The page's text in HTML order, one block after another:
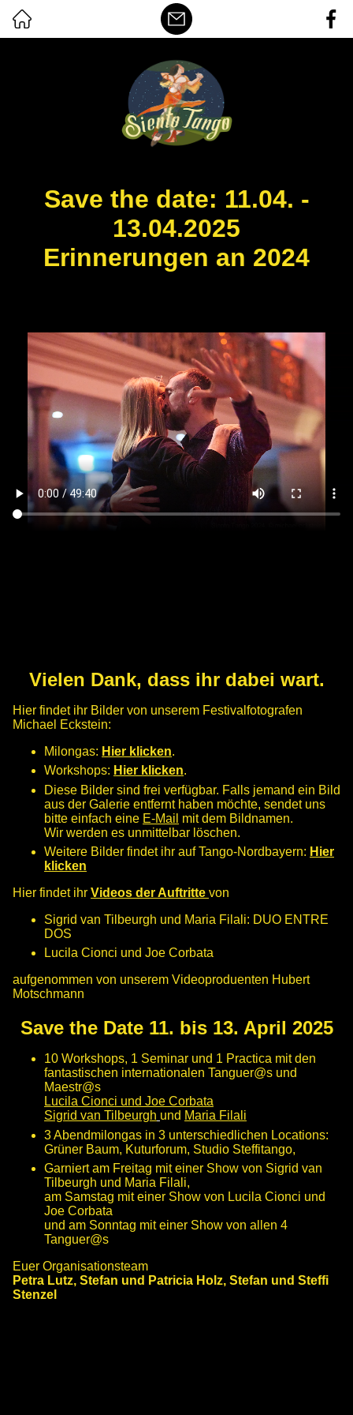
Save the date: 11.04. -
13.04.2025
Erinnerungen an 2024
Vielen Dank, dass ihr dabei wart.
Hier findet ihr Bilder von unserem Festivalfotografen
Michael Eckstein:
Milongas: Hier klicken.
Workshops: Hier klicken.
Diese Bilder sind frei verfügbar. Falls jemand ein Bild
aus der Galerie entfernt haben möchte, sendet uns
bitte einfach eine E-Mail mit dem Bildnamen.
Wir werden es unmittelbar löschen.
Weitere Bilder findet ihr auf Tango-Nordbayern: Hier
klicken
Hier findet ihr Videos der Auftritte von
Sigrid van Tilbeurgh und Maria Filali: DUO ENTRE
DOS
Lucila Cionci und Joe Corbata
aufgenommen von unserem Videoproduenten Hubert
Motschmann
Save the Date 11. bis 13. April 2025
10 Workshops, 1 Seminar und 1 Practica mit den
fantastischen internationalen Tanguer@s und
Maestr@s
Lucila Cionci und Joe Corbata
Sigrid van Tilbeurgh und Maria Filali
3 Abendmilongas in 3 unterschiedlichen Locations:
Grüner Baum, Kuturforum, Studio Steffitango,
Garniert am Freitag mit einer Show von Sigrid van
Tilbeurgh und Maria Filali,
am Samstag mit einer Show von Lucila Cionci und
Joe Corbata
und am Sonntag mit einer Show von allen 4
Tanguer@s
Euer Organisationsteam
Petra Lutz, Stefan und Patricia Holz, Stefan und Steffi
Stenzel